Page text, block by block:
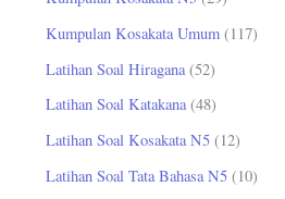
Kumpulan Kosakata Umum (117)
Latihan Soal Hiragana (52)
Latihan Soal Katakana(48)
Latihan Soal Kosakata N5 (12)
Latihan Soal Tata Bahasa N5 (10)